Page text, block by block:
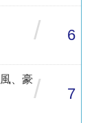
/ 6
、豪/ 7